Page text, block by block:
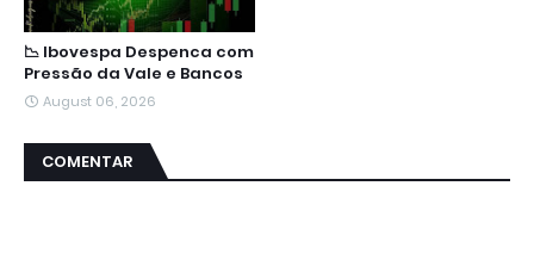
📉 Ibovespa Despenca com
Pressão da Vale e Bancos
August 06, 2026
COMENTAR